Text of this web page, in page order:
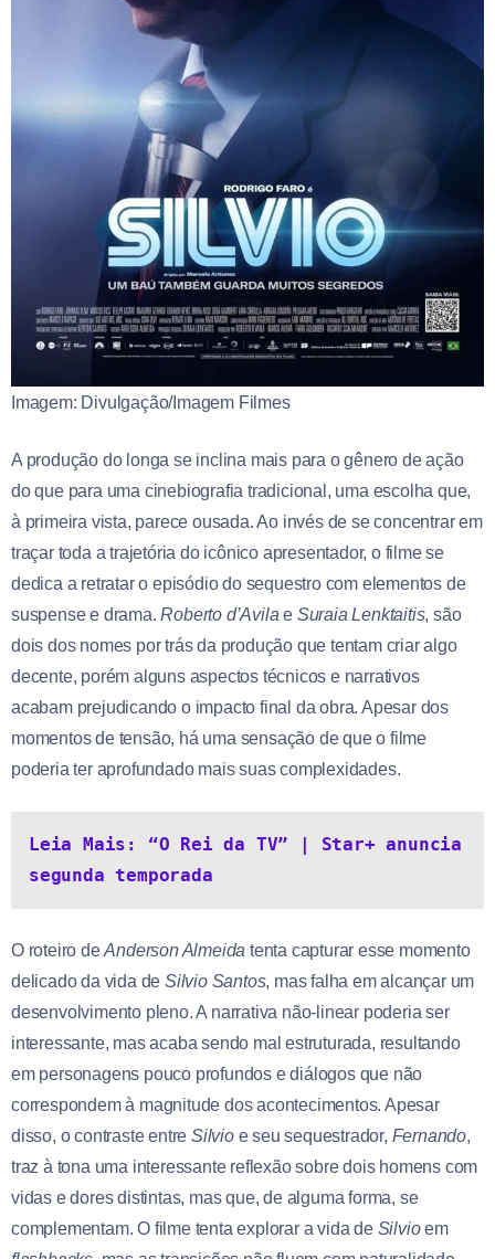
Imagem: Divulgação/Imagem Filmes
A produção do longa se inclina mais para o gênero de ação
do que para uma cinebiografia tradicional, uma escolha que,
à primeira vista, parece ousada. Ao invés de se concentrar em
traçar toda a trajetória do icônico apresentador, o filme se
dedica a retratar o episódio do sequestro com elementos de
suspense e drama.Roberto d’Avila e Suraia Lenktaitis, são
dois dos nomes por trás da produção que tentam criar algo
decente, porém alguns aspectos técnicos e narrativos
acabam prejudicando o impacto final da obra. Apesar dos
momentos de tensão, há uma sensação de que o filme
poderia ter aprofundado mais suas complexidades.
Leia Mais: “O Rei da TV” | Star+ anuncia
segunda temporada
O roteiro deAnderson Almeida tenta capturar esse momento
delicado da vida deSilvio Santos, mas falha em alcançar um
desenvolvimento pleno. A narrativa não-linear poderia ser
interessante, mas acaba sendo mal estruturada, resultando
em personagens pouco profundos e diálogos que não
correspondem à magnitude dos acontecimentos. Apesar
disso, o contraste entreSilvioe seu sequestrador, Fernando,
traz à tona uma interessante reflexão sobre dois homens com
vidas e dores distintas, mas que, de alguma forma, se
complementam. O filme tenta explorar a vida de Silvioem